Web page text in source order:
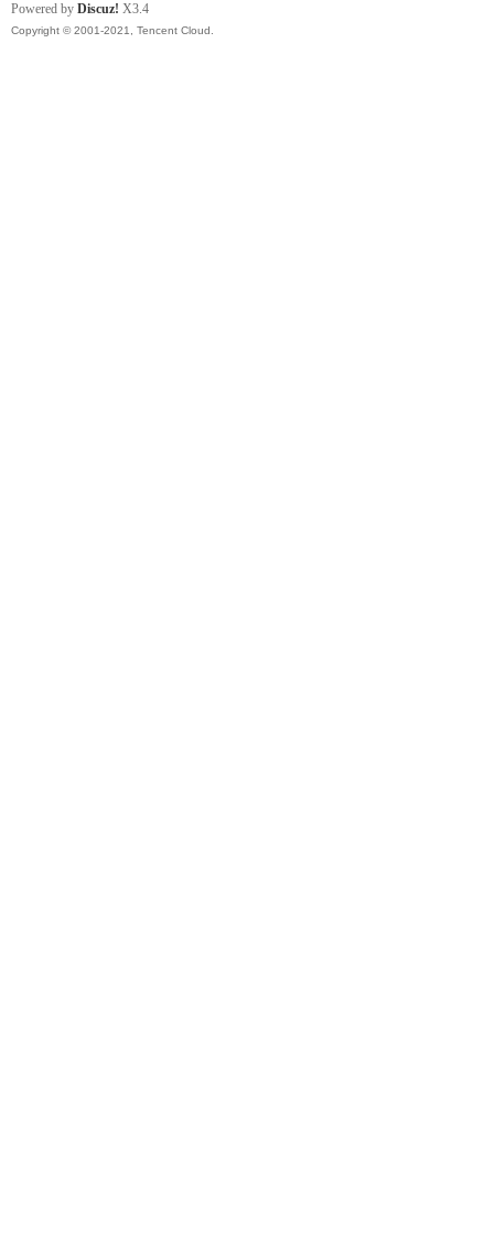
Powered by Discuz! X3.4
Copyright © 2001-2021, Tencent Cloud.